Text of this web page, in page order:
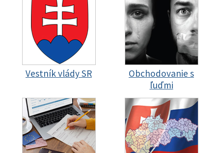
Vestník vlády SR
Obchodovanie s
ľuďmi